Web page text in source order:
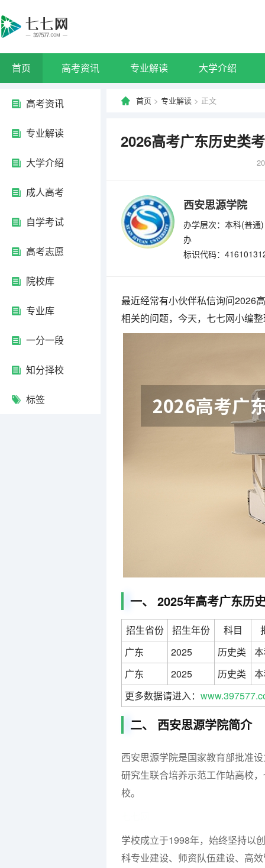
首页 高考资讯 专业解读 大学介绍
高考资讯
专业解读
大学介绍
成人高考
自学考试
高考志愿
院校库
专业库
一分一段
知分择校
标签
首页 > 专业解读 > 正文
2026高考广东历史类
西安思源学院
办学层次：本科(普通)
办
标识代码：
最近经常有小伙伴私信询问2026
相关的问题，今天，七七网小编
一、 2025年高考广东历
招生省份 招生年份 科目
广东
2025 历史类
广东
2025 历史类
更多数据请进入：
二、 西安思源学院简介
西安思源学院是国家教育部批准
研究生联合培养示范工作站高校
校。
学校成立于1998年，始终坚持以
科专业建设、师资队伍建设、高